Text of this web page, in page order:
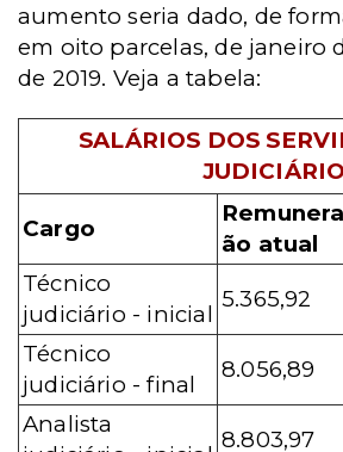
aumento seria dado, de
em oito parcelas, de janeiro
de 2019. Veja a tabela:
SALÁRIOS DOS
JUDICIÁRIO
Cargo
ão atual
Técnico
judiciário - inicial
5.365,92
Técnico
judiciário - final
8.056,89
Analista
8.803,97